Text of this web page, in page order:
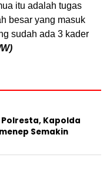
itu adalah tugas
besar yang masuk
sudah ada 3 kader
Polresta, Kapolda
Semakin